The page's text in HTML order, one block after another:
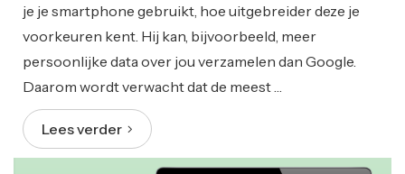
je je smartphone gebruikt, hoe uitgebreider deze je
voorkeuren kent. Hij kan, bijvoorbeeld, meer
persoonlijke data over jou verzamelen dan Google.
Daarom wordt verwacht dat de meest …
Lees verder